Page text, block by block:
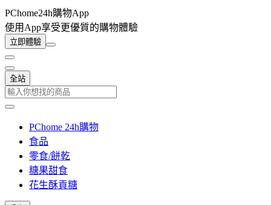
PChome24h購物App
使用App享受更優質的購物體驗
立即體驗
全站
PChome 24h購物
食品
零食/餅乾
糖果甜食
花生酥貢糖